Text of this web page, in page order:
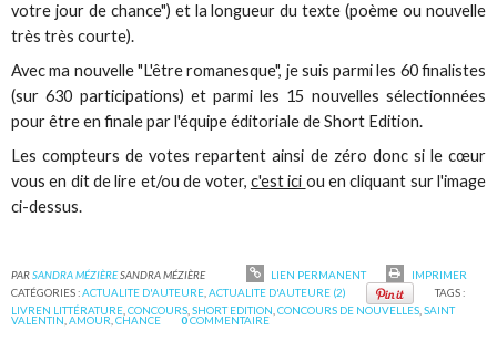
votre jour de chance") et la longueur du texte (poème ou nouvelle
très très courte).
Avec ma nouvelle "L'être romanesque", je suis parmi les 60 finalistes
(sur 630 participations) et parmi les 15 nouvelles sélectionnées
pour être en finale par l'équipe éditoriale de Short Edition.
Les compteurs de votes repartent ainsi de zéro donc si le cœur
vous en dit de lire et/ou de voter, c'est ici ou en cliquant sur l'image
ci-dessus.
PARSANDRA MÉZIÈRESANDRA MÉZIÈRE LIEN PERMANENT
IMPRIMER
CATÉGORIES :ACTUALITE D'AUTEURE ,ACTUALITE D'AUTEURE (2)
TAGS :
LIVREN LITTÉRATURE ,CONCOURS ,SHORT EDITION ,CONCOURS DE NOUVELLES ,SAINT
VALENTIN ,AMOUR ,CHANCE 0COMMENTAIRE